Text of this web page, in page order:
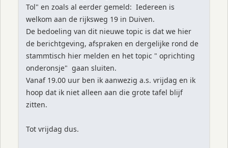
Tol" en zoals al eerder gemeld: Iedereen is
welkom aan de rijksweg 19 in Duiven.
De bedoeling van dit nieuwe topic is dat we hier
de berichtgeving, afspraken en dergelijke rond de
stammtisch hier melden en het topic " oprichting
onderonsje" gaan sluiten.
Vanaf 19.00 uur ben ik aanwezig a.s. vrijdag en ik
hoop dat ik niet alleen aan die grote tafel blijf
zitten.
Tot vrijdag dus.